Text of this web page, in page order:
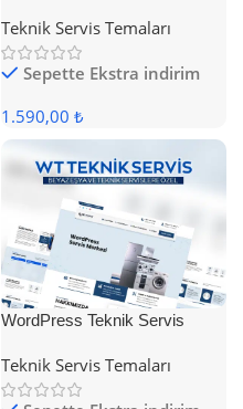
Teknik Servis Temaları
Sepette Ekstra indirim
1.590,00 ₺
WordPress Teknik Servis
Teknik Servis Temaları